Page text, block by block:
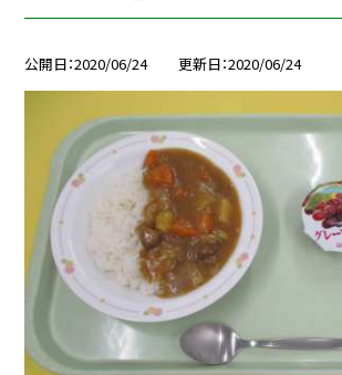
公開日 2020/06/24 更新日 2020/06/24